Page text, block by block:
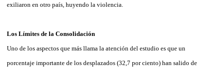
exiliaron en otro país, huyendo la violencia.
Los Límites de la Consolidación
Uno de los aspectos que más llama la atención del estudio es que un
porcentaje importante de los desplazados (32,7 por ciento) han salido de